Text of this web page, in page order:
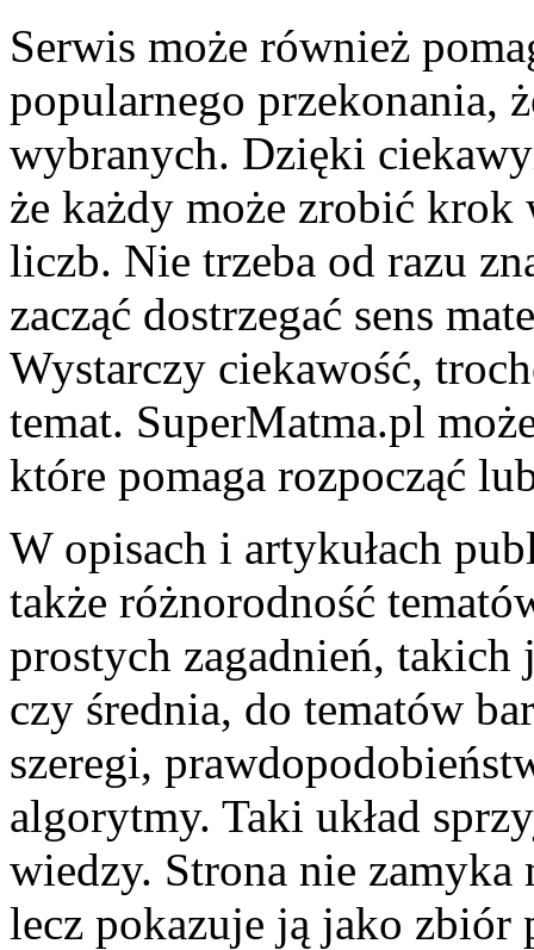
Serwis może również
popularnego przekonania,
wybranych. Dzięki
że każdy może zrobić krok
liczb. Nie trzeba od razu
zacząć dostrzegać sens
Wystarczy ciekawość,
temat. SuperMatma.pl
które pomaga rozpocząć
W opisach i artykułach
także różnorodność
prostych zagadnień,
czy średnia, do tematów
szeregi,
algorytmy. Taki układ
wiedzy. Strona nie
lecz pokazuje ją jako zbiór